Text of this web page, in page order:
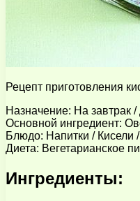
Рецепт приготовления
Назначение: На завтрак
Основной ингредиент:
Блюдо: Напитки / Кисели
Диета: Вегетарианское
Ингредиенты: